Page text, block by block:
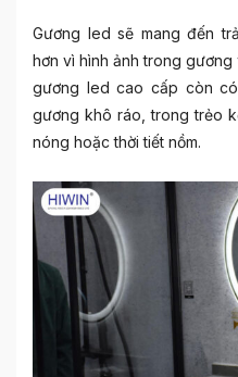
Gương led sẽ mang đến
hơn vì hình ảnh trong
gương led cao cấp còn
gương khô ráo, trong trẻo
nóng hoặc thời tiết nồm.